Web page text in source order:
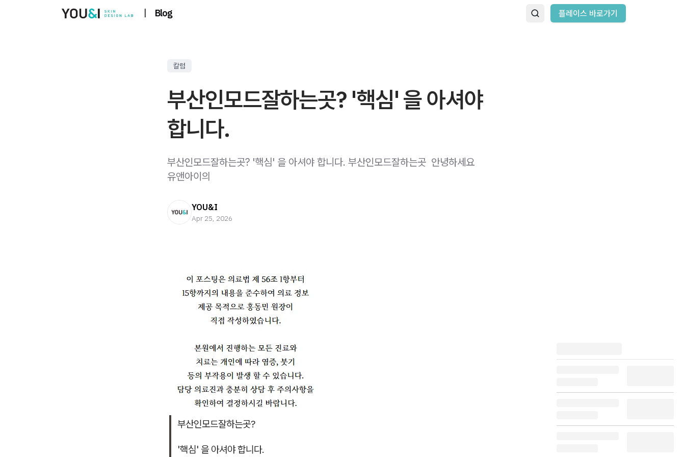
| Blog 플레이스 바로가기
칼럼
부산인모드잘하는곳? '핵심' 을 아셔야
합니다.
부산인모드잘하는곳? '핵심' 을 아셔야 합니다. 부산인모드잘하는곳 ​ 안녕하세요
유앤아이의
YOU&I
Apr 25, 2026
부산인모드잘하는곳?
'핵심' 을 아셔야 합니다.